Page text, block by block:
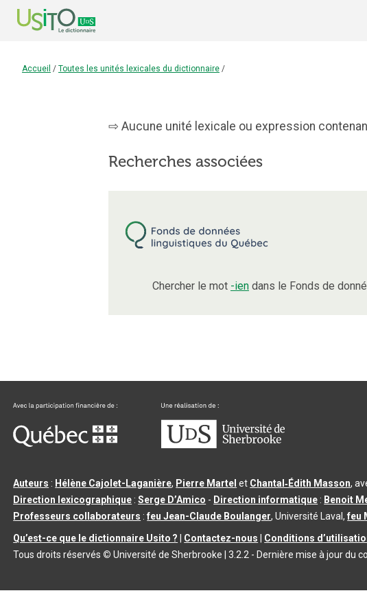
Accueil / Toutes les unités lexicales du dictionnaire /
Aucune unité lexicale ou expression
Recherches associées
Chercher le mot -ien dans le Fonds de
Auteurs : Hélène Cajolet-Laganière, Pierre Martel et Chantal‑Édith Masson,
Direction lexicographique :Serge D’Amico - Direction informatique : Benoit
Professeurs collaborateurs :feu Jean-Claude Boulanger, Université Laval,feu
Qu’est-ce que le dictionnaire Usito ?
Contactez-nous Conditions
Tous droits réservés © Université de Sherbrooke |3.2.2 - Dernière mise à jour du